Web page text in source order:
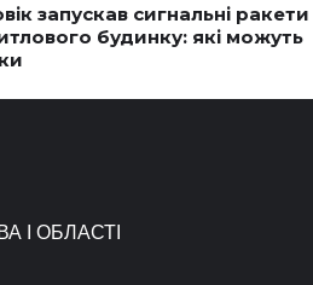
запускав сигнальні ракети
будинку: які можуть
І ОБЛАСТІ